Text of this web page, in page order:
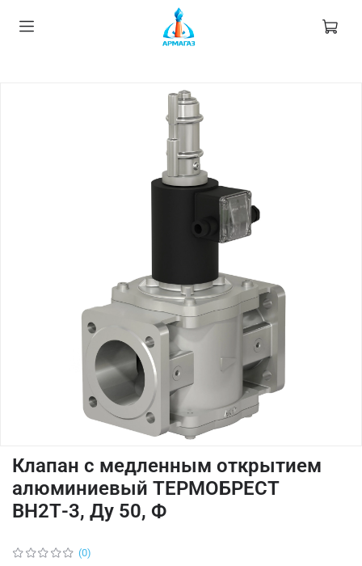
(0)
Клапан с медленным открытием
алюминиевый ТЕРМОБРЕСТ
ВН2Т-3, Ду 50, Ф